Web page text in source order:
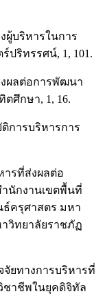
ผู้บริหารในการ
ริทรรศน์, 1, 101.
งผลต่อการพัฒนา
ศึกษา, 1, 16.
การบริหารการ
ารที่ส่งผลต่อ
ำนักงานเขตพื้นที่
ครุศาสตร มหา
วิทยาลัยราชภัฏ
จัยทางการบริหารที่
ชาชีพในยุคดิจิทัล